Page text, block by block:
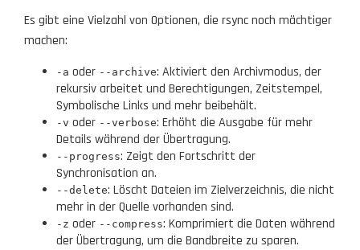
Es gibt eine Vielzahl von Optionen, die rsync noch mächtiger
machen:
-a oder --archive: Aktiviert den Archivmodus, der
rekursiv arbeitet und Berechtigungen, Zeitstempel,
Symbolische Links und mehr beibehält.
-v oder --verbose: Erhöht die Ausgabe für mehr
Details während der Übertragung.
--progress: Zeigt den Fortschritt der
Synchronisation an.
--delete: Löscht Dateien im Zielverzeichnis, die nicht
mehr in der Quelle vorhanden sind.
-z oder --compress: Komprimiert die Daten während
der Übertragung, um die Bandbreite zu sparen.